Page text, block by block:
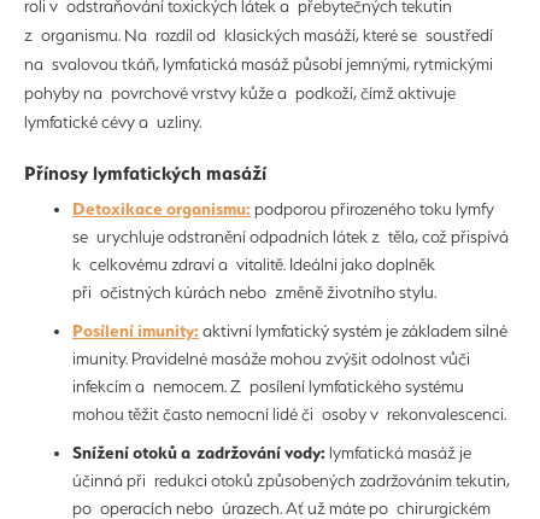
roli v odstraňování toxických látek a přebytečných tekutin
z organismu. Na rozdíl od klasických masáží, které se soustředí
na svalovou tkáň, lymfatická masáž působí jemnými, rytmickými
pohyby na povrchové vrstvy kůže a podkoží, čímž aktivuje
lymfatické cévy a uzliny.
Přínosy lymfatických masáží
Detoxikace organismu: podporou přirozeného toku lymfy
se urychluje odstranění odpadních látek z těla, což přispívá
k celkovému zdraví a vitalitě. Ideální jako doplněk
při očistných kúrách nebo změně životního stylu.
Posílení imunity: aktivní lymfatický systém je základem silné
imunity. Pravidelné masáže mohou zvýšit odolnost vůči
infekcím a nemocem. Z posílení lymfatického systému
mohou těžit často nemocní lidé či osoby v rekonvalescenci.
Snížení otoků a zadržování vody: lymfatická masáž je
účinná při redukci otoků způsobených zadržováním tekutin,
po operacích nebo úrazech. Ať už máte po chirurgickém